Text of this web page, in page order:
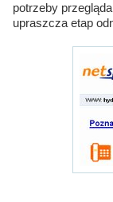
potrzeby
upraszcza etap